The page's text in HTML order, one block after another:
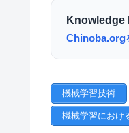
Knowledge
Chinoba.org
機械学習技術
機械学習におけ